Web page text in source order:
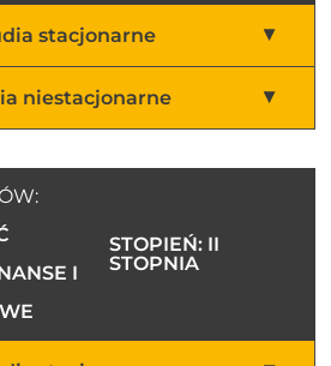
stacjonarne
niestacjonarne
I
STOPIEŃ: II
STOPNIA